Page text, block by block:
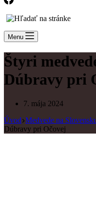
Menu
Štyri
Dúbravy pri
7. mája 2024
Úvod Medvede na
Dúbravy pri Očovej